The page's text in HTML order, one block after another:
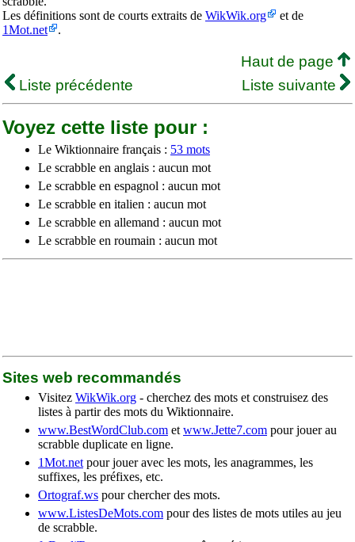
Les définitions sont de courts extraits de WikWik.org
et de
1Mot.net
.
Haut de page
Liste précédente
Liste suivante
Voyez cette liste pour :
Le Wiktionnaire français : 53 mots
Le scrabble en anglais : aucun mot
Le scrabble en espagnol : aucun mot
Le scrabble en italien : aucun mot
Le scrabble en allemand : aucun mot
Le scrabble en roumain : aucun mot
Sites web recommandés
Visitez WikWik.org - cherchez des mots et construisez des
listes à partir des mots du Wiktionnaire.
www.BestWordClub.com et www.Jette7.com pour jouer au
scrabble duplicate en ligne.
1Mot.net pour jouer avec les mots, les anagrammes, les
suffixes, les préfixes, etc.
Ortograf.ws pour chercher des mots.
www.ListesDeMots.com pour des listes de mots utiles au jeu
de scrabble.